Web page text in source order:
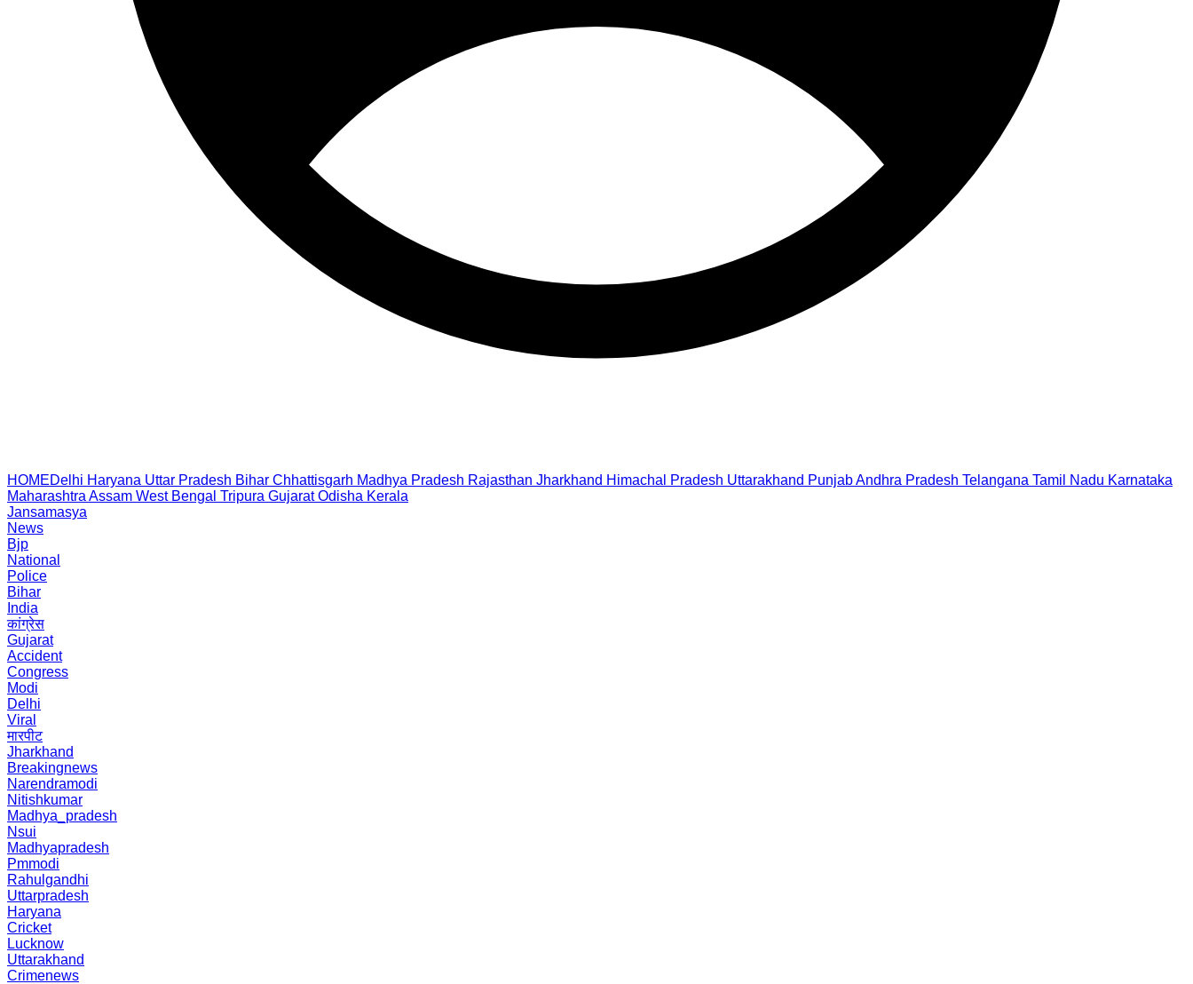
HOMEDelhi Haryana Uttar Pradesh Bihar Chhattisgarh Madhya Pradesh Rajasthan Jharkhand Himachal Pradesh Uttarakhand PunjabAndhra Pradesh Telangana Tamil Nadu Karnataka
Maharashtra Assam West Bengal Tripura Gujarat Odisha Kerala
Jansamasya
News
Bjp
National
Police
Bihar
India
कांग्रेस
Gujarat
Accident
Congress
Modi
Delhi
Viral
मारपीट
Jharkhand
Breakingnews
Narendramodi
Nitishkumar
Madhya_pradesh
Nsui
Madhyapradesh
Pmmodi
Rahulgandhi
Uttarpradesh
Haryana
Cricket
Lucknow
Uttarakhand
Crimenews